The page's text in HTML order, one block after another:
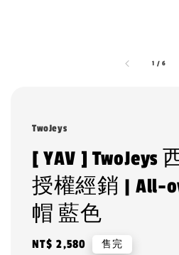
1 /6
TwoJeys
[ YAV ] TwoJeys
授權經銷 | All-
帽 藍色
Regular
NT$ 2,580 售完